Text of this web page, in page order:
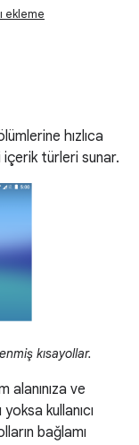
ekleme
hızlıca
içerik türleri sunar.
kısayollar.
alanınıza ve
kullanıcı
bağlamı